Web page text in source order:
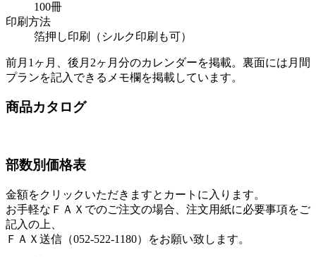
100冊
印刷方法
箔押し印刷（シルク印刷も可）
前月1ヶ月、後月2ヶ月分のカレンダーを掲載。裏面には月間
プランを記入できるメモ欄を掲載しています。
商品カタログ
部数別価格表
金額をクリックいただきますとカートに入ります。
お手軽なＦＡＸでのご注文の場合、注文用紙に必要事項をご
記入の上、
ＦＡＸ送信（052-522-1180）をお願い致します。